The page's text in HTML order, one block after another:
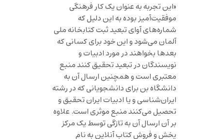
«این تجربه به عنوان یک کار فرهنگی
موفقیت‌آمیز بوده به این دلیل که
شماره‌های آوای تبعید ثبت کتابخانه ملی
آلمان می‌شود و این خود برای کسانی که
بعدها بخواهند در مورد ادبیات و
نویسندگان در تبعید تحقیق کنند منبع
معتبری است و همچنین ارسال آن به
دانشگاه بن برای دانشجویانی که در رشته
ایران‌شناسی و یا ادبیات ایران تحقیق و
تحصیل می‌کنند منبع موثری است. علاوه
بر آن ارسال آن به تازگی توسط یک مرکز
پخش و فروش کتاب آنلاین به نام